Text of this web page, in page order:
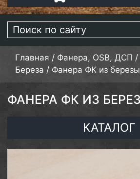
Главная / Фанера, OSB, ДСП /
Береза / Фанера ФК из
ФАНЕРА ФК ИЗ
КАТАЛОГ